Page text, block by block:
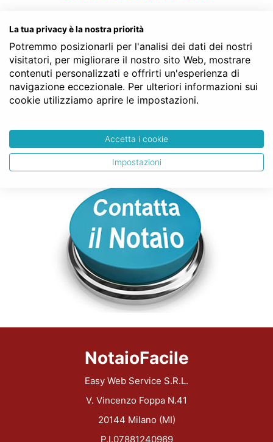
commenti per: rogito per
acquisto nuda proprieta
Rosanna C.
nulla da ridire tutto molto facile semplice e
comprensivo ottimo sito.
NotaioFacile
Easy Web Service S.R.L.
V. Vincenzo Foppa N.41
20144 Milano (MI)
P.I.07881240969
La tua privacy è la nostra priorità
Potremmo posizionarli per l'analisi dei dati dei nostri
visitatori, per migliorare il nostro sito Web, mostrare
contenuti personalizzati e offrirti un'esperienza di
navigazione eccezionale. Per ulteriori informazioni sui
cookie utilizziamo aprire le impostazioni.
Accetta i cookie
Impostazioni